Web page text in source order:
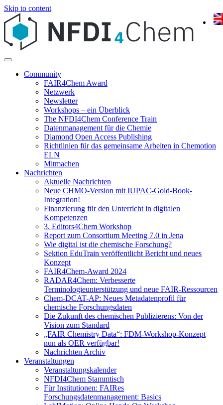
Skip to content
Community
FAIR4Chem Award
Netzwerk
Newsletter
Workshops – ein Überblick
The NFDI4Chem Conference Train
Datenmanagement für die Chemie
Diamond Open Access Publishing
Richtlinien für das gemeinsame Arbeiten in Chemotion
ELN
Mitmachen
Nachrichten
Aktuelle Nachrichten
Neue CHMO-Version mit IUPAC-Gold-Book-
Integration!
Finanzierung für den Unterricht in digitalen
Kompetenzen
3. Editors4Chem Workshop
Report zum Consortium Meeting 7.0 in Jena
Wie digital ist die chemische Forschung?
Sektion EduTrain veröffentlicht Bericht und neues
Konzept
FAIR4Chem-Award 2024
RADAR4Chem: Verbesserte
Terminologieunterstützung und neue FAIR-Ressourcen
Chem-DCAT-AP: Neues Metadatenprofil für
chemische Forschungsdaten
Die Zukunft des chemischen Publizierens: Von der
Vision zum Standard
„FAIR Chemistry Data“: FDM-Workshop-Konzept
nun als OER verfügbar!
Nachrichten Archiv
Veranstaltungen
Veranstaltungskalender
NFDI4Chem Stammtisch
Für Institutionen: FAIRes
Forschungsdatenmanagement: Basics